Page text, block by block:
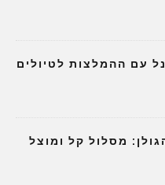
עם ההמלצות לטיולים
מסלול קל ומוצל